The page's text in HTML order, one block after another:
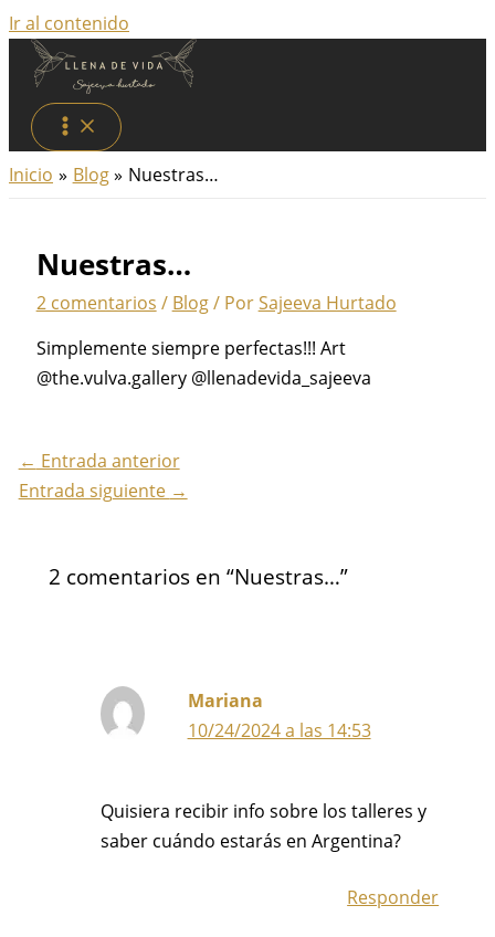
Ir al contenido
Inicio Blog Nuestras…
Nuestras…
2 comentarios / Blog/ PorSajeeva Hurtado
Simplemente siempre perfectas!!! Art
@the.vulva.gallery @llenadevida_sajeeva
← Entrada anterior
Entrada siguiente →
2 comentarios en “Nuestras…”
Mariana
10/24/2024 a las 14:53
Quisiera recibir info sobre los talleres y
saber cuándo estarás en Argentina?
Responder